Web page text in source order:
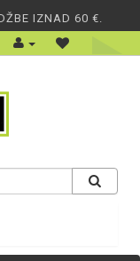
IZNAD 60 €.